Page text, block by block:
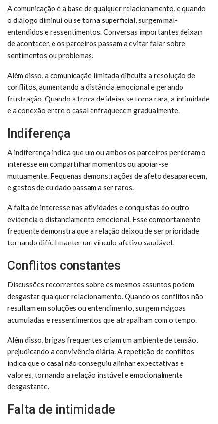
A comunicação é a base de qualquer relacionamento, e quando
o diálogo diminui ou se torna superficial, surgem mal-
entendidos e ressentimentos. Conversas importantes deixam
de acontecer, e os parceiros passam a evitar falar sobre
sentimentos ou problemas.
Além disso, a comunicação limitada dificulta a resolução de
conflitos, aumentando a distância emocional e gerando
frustração. Quando a troca de ideias se torna rara, a intimidade
e a conexão entre o casal enfraquecem gradualmente.
Indiferença
A indiferença indica que um ou ambos os parceiros perderam o
interesse em compartilhar momentos ou apoiar-se
mutuamente. Pequenas demonstrações de afeto desaparecem,
e gestos de cuidado passam a ser raros.
A falta de interesse nas atividades e conquistas do outro
evidencia o distanciamento emocional. Esse comportamento
frequente demonstra que a relação deixou de ser prioridade,
tornando difícil manter um vínculo afetivo saudável.
Conflitos constantes
Discussões recorrentes sobre os mesmos assuntos podem
desgastar qualquer relacionamento. Quando os conflitos não
resultam em soluções ou entendimento, surgem mágoas
acumuladas e ressentimentos que atrapalham com o tempo.
Além disso, brigas frequentes criam um ambiente de tensão,
prejudicando a convivência diária. A repetição de conflitos
indica que o casal não conseguiu alinhar expectativas e
valores, tornando a relação instável e emocionalmente
desgastante.
Falta de intimidade